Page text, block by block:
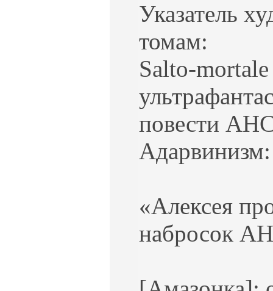
Указатель
томам:
Salto-
повести
«Алексея
набросок